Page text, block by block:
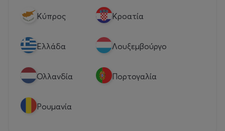
Κύπρος Κροατία
Eλλάδα Λουξεμβούργο
Ολλανδία Πορτογαλία
Ρουμανία